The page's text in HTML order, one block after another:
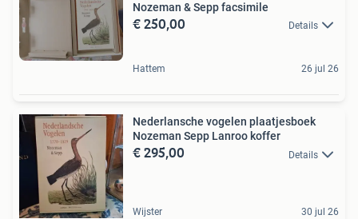
Nozeman & Sepp facsimile
€ 250,00 Details
Hattem 26 jul 26
Nederlansche vogelen plaatjesboek
Nozeman Sepp Lanroo koffer
€ 295,00 Details
Wijster 30 jul 26